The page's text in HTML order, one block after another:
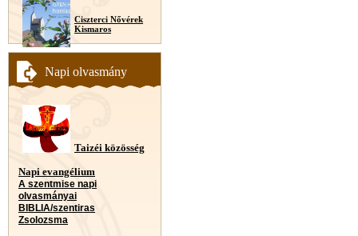
Ciszterci Nővérek
Kismaros
Napi olvasmány
Taizéi közösség
Napi evangélium
A szentmise napi
olvasmányai
BIBLIA/szentiras
Zsolozsma